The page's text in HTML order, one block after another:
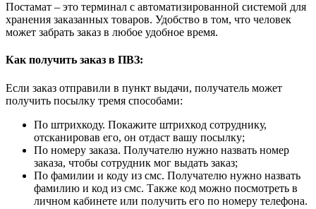
Постамат – это терминал с автоматизированной системой для
хранения заказанных товаров. Удобство в том, что человек
может забрать заказ в любое удобное время.
Как получить заказ в ПВЗ:
Если заказ отправили в пункт выдачи, получатель может
получить посылку тремя способами:
По штрихкоду. Покажите штрихкод сотруднику,
отсканировав его, он отдаст вашу посылку;
По номеру заказа. Получателю нужно назвать номер
заказа, чтобы сотрудник мог выдать заказ;
По фамилии и коду из смс. Получателю нужно назвать
фамилию и код из смс. Также код можно посмотреть в
личном кабинете или получить его по номеру телефона.